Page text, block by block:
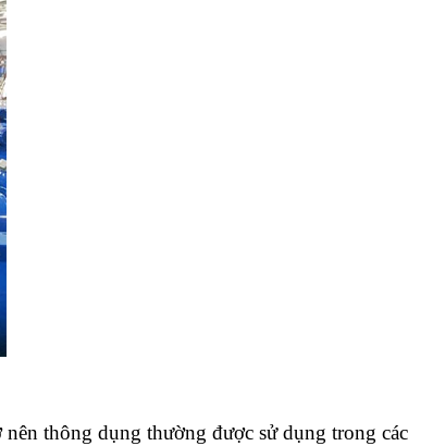
thông dụng thường được sử dụng trong các